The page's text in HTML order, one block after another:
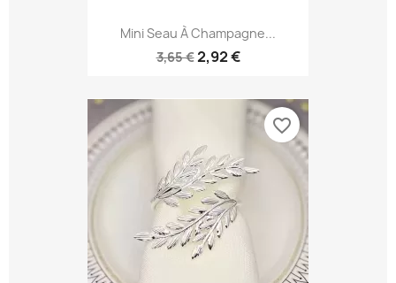
Mini Seau À Champagne...
3,65 €2,92 €
favorite_border